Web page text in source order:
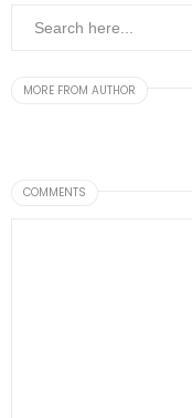
MORE FROM AUTHOR
COMMENTS